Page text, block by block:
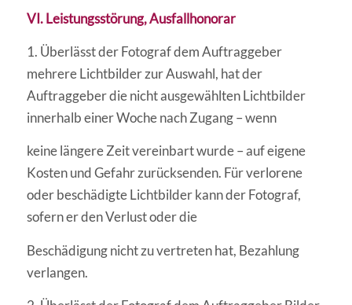
VI. Leistungsstörung, Ausfallhonorar
1. Überlässt der Fotograf dem Auftraggeber
mehrere Lichtbilder zur Auswahl, hat der
Auftraggeber die nicht ausgewählten Lichtbilder
innerhalb einer Woche nach Zugang – wenn
keine längere Zeit vereinbart wurde – auf eigene
Kosten und Gefahr zurücksenden. Für verlorene
oder beschädigte Lichtbilder kann der Fotograf,
sofern er den Verlust oder die
Beschädigung nicht zu vertreten hat, Bezahlung
verlangen.